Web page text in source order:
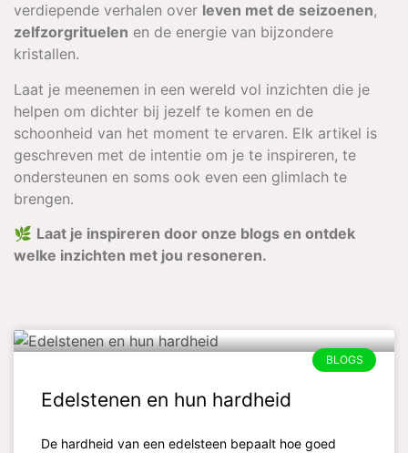
verdiepende verhalen over leven met de seizoenen,
zelfzorgrituelen en de energie van bijzondere
kristallen.
Laat je meenemen in een wereld vol inzichten die je
helpen om dichter bij jezelf te komen en de
schoonheid van het moment te ervaren. Elk artikel is
geschreven met de intentie om je te inspireren, te
ondersteunen en soms ook even een glimlach te
brengen.
🌿 Laat je inspireren door onze blogs en ontdek
welke inzichten met jou resoneren.
BLOGS
Edelstenen en hun hardheid
De hardheid van een edelsteen bepaalt hoe goed